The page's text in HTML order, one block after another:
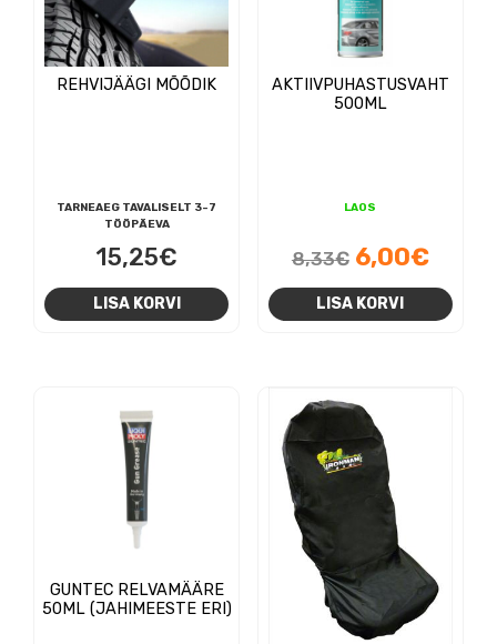
REHVIJÄÄGI MÕÕDIK
TARNEAEG TAVALISELT 3-7
TÖÖPÄEVA
15,25€
LISA KORVI
AKTIIVPUHASTUSVAHT
500ML
LAOS
8,33€ Algne
hind
oli:
6,00€
hind
on:
LISA KORVI
GUNTEC RELVAMÄÄRE
50ML (JAHIMEESTE ERI)